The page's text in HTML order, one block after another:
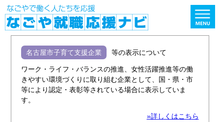
名古屋市子育て支援企業 等の表示について
ワーク・ライフ・バランスの推進、女性活躍推進等の働
きやすい環境づくりに取り組む企業として、国・県・市
等により認定・表彰等されている場合に表示していま
す。
»詳しくはこちら